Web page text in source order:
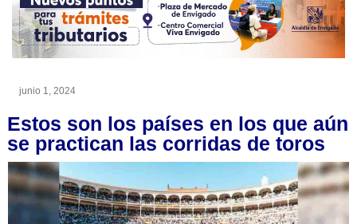
junio 1, 2024
Estos son los países en los que aún
se practican las corridas de toros